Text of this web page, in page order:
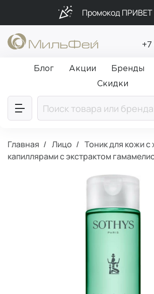
Промокод ПРИВЕТ
Подарки в каждый заказ
Бесплатная доставка от
+7
Блог Акции Бренды
Скидки
Главная Лицо
Тоник для кожи с
капиллярами с экстрактом